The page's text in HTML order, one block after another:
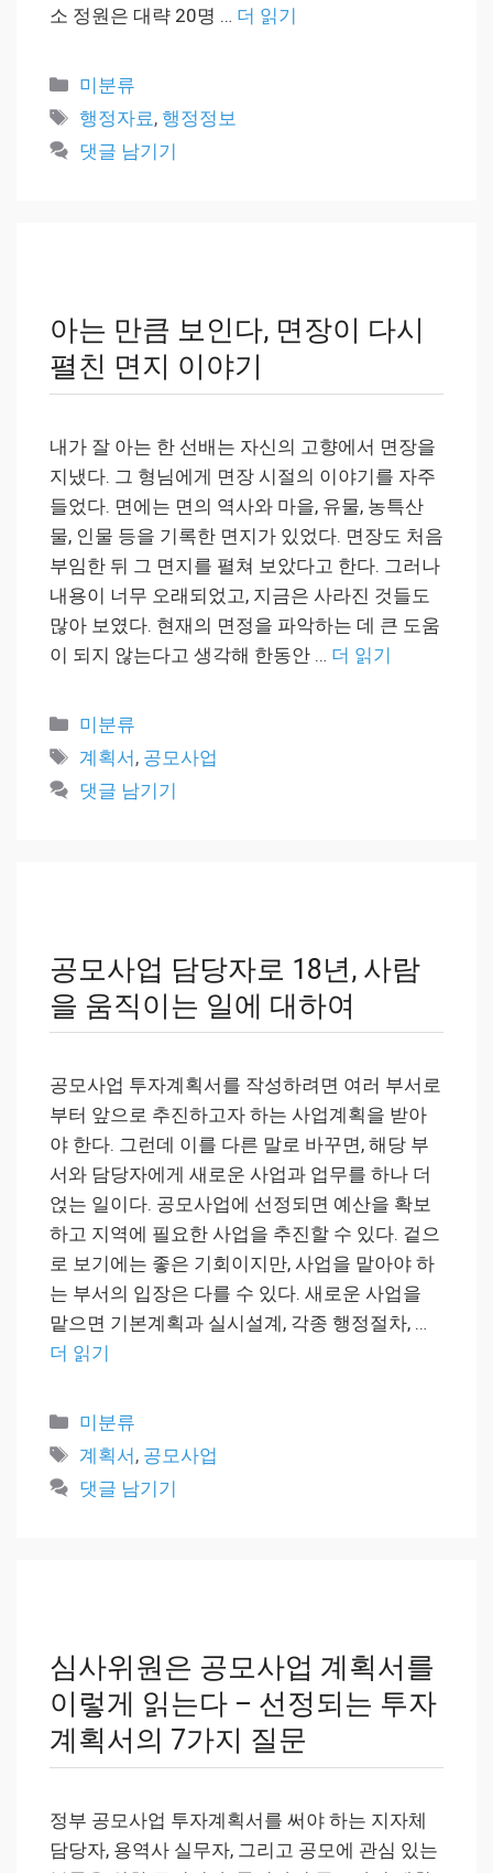
소 정원은 대략 20명 … 더 읽기
카
테
고
리
미분류
태
그
행정자료, 행정정보
댓글 남기기
아는 만큼 보인다, 면장이 다시
펼친 면지 이야기
내가 잘 아는 한 선배는 자신의 고향에서 면장을
지냈다. 그 형님에게 면장 시절의 이야기를 자주
들었다. 면에는 면의 역사와 마을, 유물, 농특산
물, 인물 등을 기록한 면지가 있었다. 면장도 처음
부임한 뒤 그 면지를 펼쳐 보았다고 한다. 그러나
내용이 너무 오래되었고, 지금은 사라진 것들도
많아 보였다. 현재의 면정을 파악하는 데 큰 도움
이 되지 않는다고 생각해 한동안 … 더 읽기
카
테
고
리
미분류
태
그
계획서, 공모사업
댓글 남기기
공모사업 담당자로 18년, 사람
을 움직이는 일에 대하여
공모사업 투자계획서를 작성하려면 여러 부서로
부터 앞으로 추진하고자 하는 사업계획을 받아
야 한다. 그런데 이를 다른 말로 바꾸면, 해당 부
서와 담당자에게 새로운 사업과 업무를 하나 더
얹는 일이다. 공모사업에 선정되면 예산을 확보
하고 지역에 필요한 사업을 추진할 수 있다. 겉으
로 보기에는 좋은 기회이지만, 사업을 맡아야 하
는 부서의 입장은 다를 수 있다. 새로운 사업을
맡으면 기본계획과 실시설계, 각종 행정절차, …
더 읽기
카
테
리
미분류
태
그
계획서 , 공모사업
댓글 남기기
심사위원은 공모사업 계획서를
이렇게 읽는다 – 선정되는 투자
계획서의 7가지 질문
정부 공모사업 투자계획서를 써야 하는 지자체
담당자, 용역사 실무자, 그리고 공모에 관심 있는